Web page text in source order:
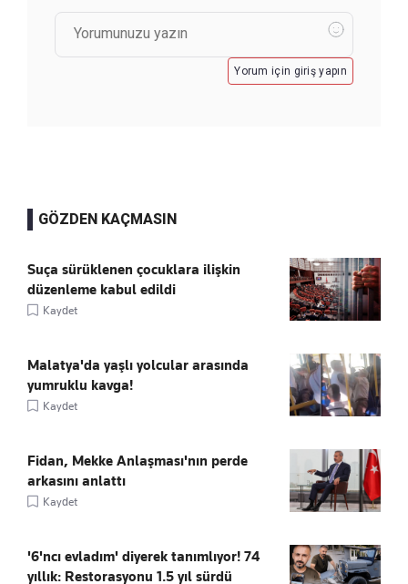
Yorum için giriş yapın
GÖZDEN KAÇMASIN
Suça sürüklenen çocuklara ilişkin
düzenleme kabul edildi
Kaydet
Malatya'da yaşlı yolcular arasında
yumruklu kavga!
Kaydet
Fidan, Mekke Anlaşması'nın perde
arkasını anlattı
Kaydet
'6'ncı evladım' diyerek tanımlıyor! 74
yıllık: Restorasyonu 1.5 yıl sürdü